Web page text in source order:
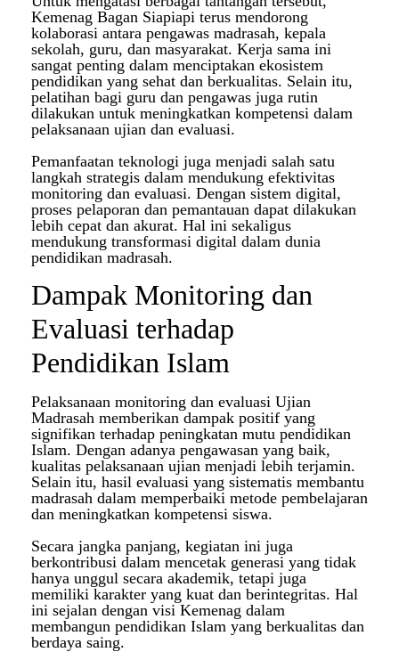
Kemenag Bagan Siapiapi terus mendorong
kolaborasi antara pengawas madrasah, kepala
sekolah, guru, dan masyarakat. Kerja sama ini
sangat penting dalam menciptakan ekosistem
pendidikan yang sehat dan berkualitas. Selain itu,
pelatihan bagi guru dan pengawas juga rutin
dilakukan untuk meningkatkan kompetensi dalam
pelaksanaan ujian dan evaluasi.
Pemanfaatan teknologi juga menjadi salah satu
langkah strategis dalam mendukung efektivitas
monitoring dan evaluasi. Dengan sistem digital,
proses pelaporan dan pemantauan dapat dilakukan
lebih cepat dan akurat. Hal ini sekaligus
mendukung transformasi digital dalam dunia
pendidikan madrasah.
Dampak Monitoring dan
Evaluasi terhadap
Pendidikan Islam
Pelaksanaan monitoring dan evaluasi Ujian
Madrasah memberikan dampak positif yang
signifikan terhadap peningkatan mutu pendidikan
Islam. Dengan adanya pengawasan yang baik,
kualitas pelaksanaan ujian menjadi lebih terjamin.
Selain itu, hasil evaluasi yang sistematis membantu
madrasah dalam memperbaiki metode pembelajaran
dan meningkatkan kompetensi siswa.
Secara jangka panjang, kegiatan ini juga
berkontribusi dalam mencetak generasi yang tidak
hanya unggul secara akademik, tetapi juga
memiliki karakter yang kuat dan berintegritas. Hal
ini sejalan dengan visi Kemenag dalam
membangun pendidikan Islam yang berkualitas dan
berdaya saing.